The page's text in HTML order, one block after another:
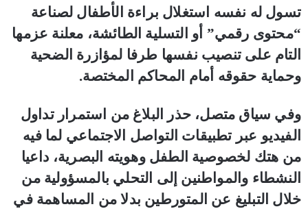
تسول له نفسه استغلال براءة الأطفال لصناعة
“محتوى رقمي” أو التسلية الطائشة، معلنة عزمها
التام على تنصيب نفسها طرفا لمؤازرة الضحية
وحماية حقوقه أمام المحاكم المختصة.
وفي سياق متصل، حذر البلاغ من استمرار تداول
الفيديو عبر تطبيقات التواصل الاجتماعي لما فيه
من هتك لخصوصية الطفل وهويته البصرية، داعيا
النشطاء والمواطنين إلى التحلي بالمسؤولية من
خلال التبليغ عن المتورطين بدلا من المساهمة في